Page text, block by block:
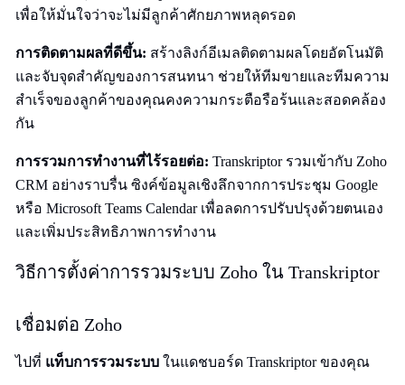
เพื่อให้มั่นใจว่าจะไม่มีลูกค้าศักยภาพหลุดรอด
การติดตามผลที่ดีขึ้น: สร้างลิงก์อีเมลติดตามผลโดยอัตโนมัติ
และจับจุดสำคัญของการสนทนา ช่วยให้ทีมขายและทีมความ
สำเร็จของลูกค้าของคุณคงความกระตือรือร้นและสอดคล้อง
กัน
การรวมการทำงานที่ไร้รอยต่อ: Transkriptor รวมเข้ากับ Zoho
CRM อย่างราบรื่น ซิงค์ข้อมูลเชิงลึกจากการประชุม Google
หรือ Microsoft Teams Calendar เพื่อลดการปรับปรุงด้วยตนเอง
และเพิ่มประสิทธิภาพการทำงาน
วิธีการตั้งค่าการรวมระบบ Zoho ใน Transkriptor
เชื่อมต่อ Zoho
ไปที่ แท็บการรวมระบบ ในแดชบอร์ด Transkriptor ของคุณ